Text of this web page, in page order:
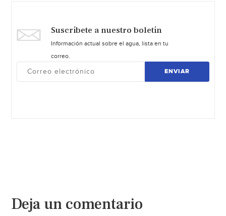
Suscríbete a nuestro boletín
Información actual sobre el agua, lista en tu
correo.
ENVIAR
Deja un comentario